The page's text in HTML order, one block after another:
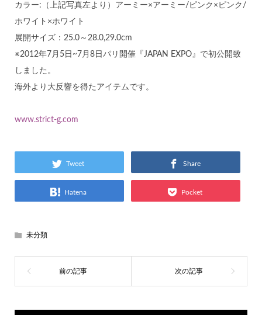
カラー:（上記写真左より）アーミー×アーミー/ピンク×ピンク/
ホワイト×ホワイト
展開サイズ：25.0～28.0,29.0cm
※2012年7月5日~7月8日パリ開催『JAPAN EXPO』で初公開致
しました。
海外より大反響を得たアイテムです。
www.strict-g.com
Tweet Share
Hatena Pocket
未分類